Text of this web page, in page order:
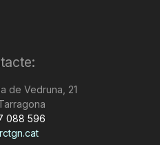
de Vedruna, 21
088 596